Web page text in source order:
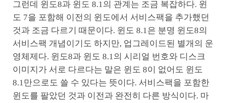
그런데 윈도8과 윈도 8.1의 관계는 조금 복잡하다. 윈
도 7을 포함해 이전의 윈도에서 서비스팩을 추가했던
것과 조금 다르기 때문이다. 윈도 8.1은 분명 윈도8의
서비스팩 개념이기도 하지만, 업그레이드된 별개의 운
영체제다. 윈도8과 윈도 8.1의 시리얼 번호와 디스크
이미지가 서로 다르다는 말은 윈도 8이 없어도 윈도
8.1만으로도 쓸 수 있다는 뜻이다. 서비스팩을 포함한
윈도를 팔았던 것과 이전과 완전히 다른 방식이다. 마